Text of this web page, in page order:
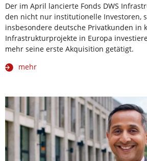
Der im April lancierte Fonds DWS
den nicht nur institutionelle Investoren,
insbesondere deutsche Privatkunden in
Infrastrukturprojekte in Europa
mehr seine erste Akquisition getätigt.
mehr